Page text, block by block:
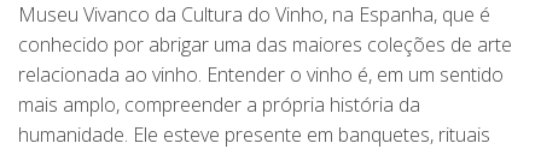
Museu Vivanco da Cultura do Vinho, na Espanha, que é
conhecido por abrigar uma das maiores coleções de arte
relacionada ao vinho. Entender o vinho é, em um sentido
mais amplo, compreender a própria história da
humanidade. Ele esteve presente em banquetes, rituais